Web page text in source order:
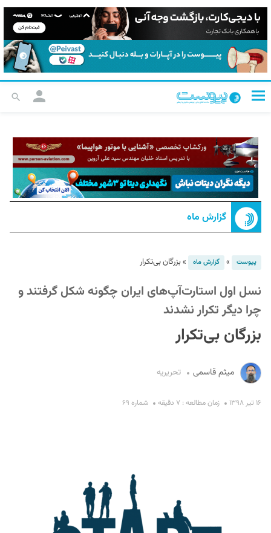
گزارش ماه
پیوست » گزارش ماه »بزرگان بی‌تکرار
نسل اول استارت‌آپ‌های ایران چگونه شکل گرفتند و
چرا دیگر تکرار نشدند
بزرگان بی‌تکرار
میثم قاسمی تحریریه
۱۶ تیر ۱۳۹۸ زمان مطالعه : ۷ دقیقه شماره ۶۹